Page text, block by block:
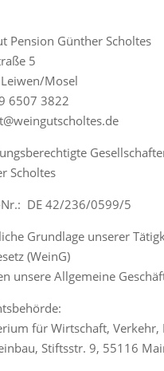
Pension Günther Scholtes
5
Mosel
6507 3822
Scholtes
Nr.: DE 42/236/0599/5
Grundlage unserer
(WeinG)
unsere Allgemeine
für Wirtschaft, Verkehr,
Stiftsstr. 9, 55116